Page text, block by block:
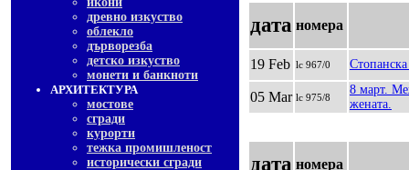
древно изкуство
облекло
дърворезба
детско изкуство
монети и банкноти
АРХИТЕКТУРА
мостове
сгради
курорти
тежка промишленост
исторически сгради
дата номера
19 Feb lc 967/0
05 Mar lc 975/8
8 март.
жената.
дата номера